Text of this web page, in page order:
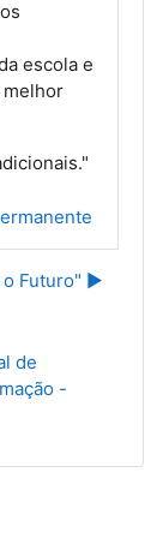
escola e
melhor
o Futuro" ▶︎
de
-